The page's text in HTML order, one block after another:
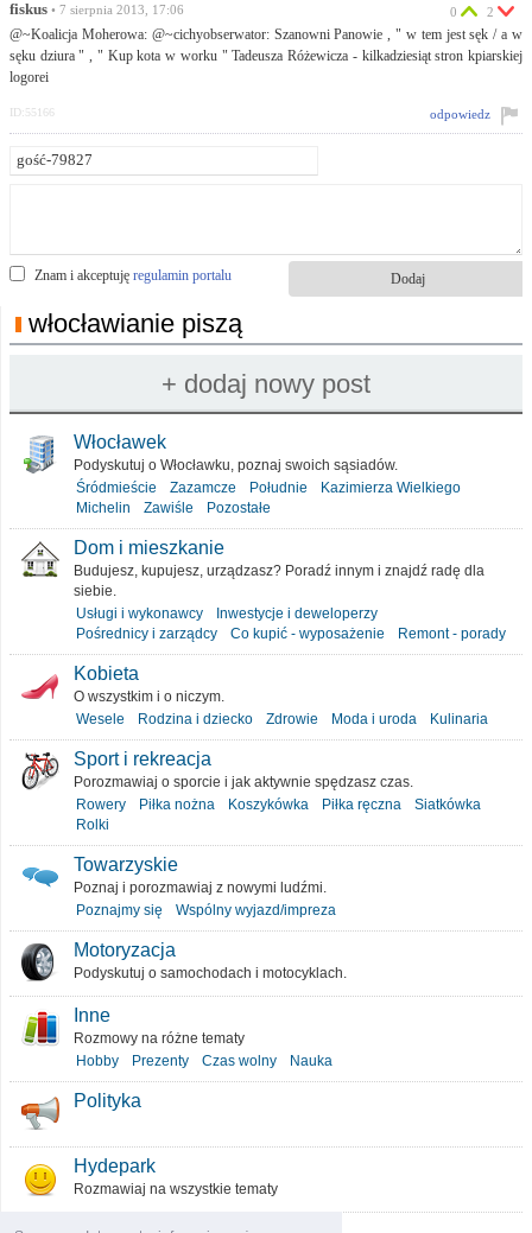
fiskus • 7 sierpnia 2013, 17:06
@~Koalicja Moherowa: @~cichyobserwator: Szanowni Panowie , " w tem jest sęk / a w
sęku dziura " , " Kup kota w worku " Tadeusza Różewicza - kilkadziesiąt stron kpiarskiej
logorei
0 2
odpowiedz
ID:55166
Znam i akceptuję regulamin portalu
włocławianie piszą
Włocławek
Podyskutuj o Włocławku, poznaj swoich sąsiadów.
Śródmieście
Zazamcze Południe
Kazimierza Wielkiego
Michelin
Zawiśle Pozostałe
Dom i mieszkanie
Budujesz, kupujesz, urządzasz? Poradź innym i znajdź radę dla
siebie.
Usługi i wykonawcy
Inwestycje i deweloperzy
Pośrednicy i zarządcy
Co kupić - wyposażenie Remont - porady
Kobieta
O wszystkim i o niczym.
Wesele
Rodzina i dziecko Zdrowie Moda i uroda Kulinaria
Sport i rekreacja
Porozmawiaj o sporcie i jak aktywnie spędzasz czas.
Rowery
Piłka nożna Koszykówka Piłka ręczna
Siatkówka
Rolki
Towarzyskie
Poznaj i porozmawiaj z nowymi ludźmi.
Poznajmy się
Wspólny wyjazd/impreza
Motoryzacja
Podyskutuj o samochodach i motocyklach.
Inne
Rozmowy na różne tematy
Hobby
Prezenty Czas wolny Nauka
Polityka
Hydepark
Rozmawiaj na wszystkie tematy